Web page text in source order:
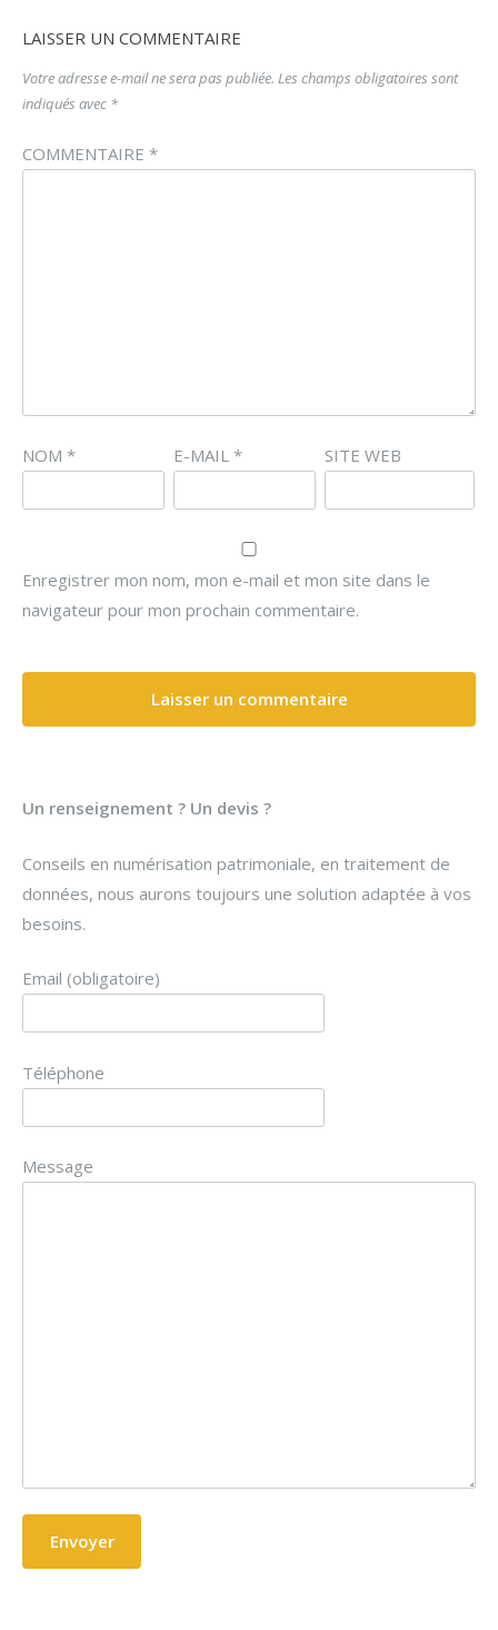
LAISSER UN COMMENTAIRE
Votre adresse e-mail ne sera pas publiée. Les champs obligatoires sont
indiqués avec *
COMMENTAIRE *
NOM * E-MAIL * SITE WEB
Enregistrer mon nom, mon e-mail et mon site dans le
navigateur pour mon prochain commentaire.
Un renseignement ? Un devis ?
Conseils en numérisation patrimoniale, en traitement de
données, nous aurons toujours une solution adaptée à vos
besoins.
Email (obligatoire)
Téléphone
Message